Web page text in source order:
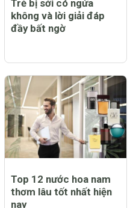
Trẻ bị sởi có ngứa
không và lời giải đáp
đầy bất ngờ